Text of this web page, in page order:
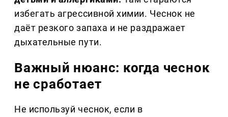
избегать агрессивной химии. Чеснок не
даёт резкого запаха и не раздражает
дыхательные пути.
Важный нюанс: когда чеснок
не сработает
Не используй чеснок, если в